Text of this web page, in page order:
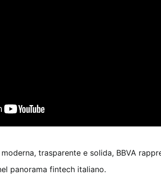
trasparente e solida, BBVA
panorama fintech italiano.